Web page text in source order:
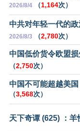
2026/8/4 （1,164次）
中共对年轻一代的
2026/8/3 （2,780次）
中国低价货令欧盟
（2,750次）
中国不可能超越美
（3,568次）
天下奇谭 (625) ：羊